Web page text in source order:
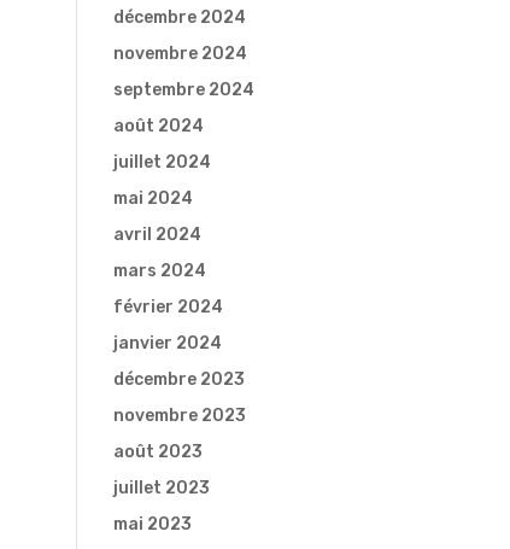
décembre 2024
novembre 2024
septembre 2024
août 2024
juillet 2024
mai 2024
avril 2024
mars 2024
février 2024
janvier 2024
décembre 2023
novembre 2023
août 2023
juillet 2023
mai 2023